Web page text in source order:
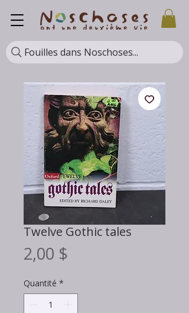
Fouilles dans Noschoses...
Twelve Gothic tales
2,00 $
Quantité *